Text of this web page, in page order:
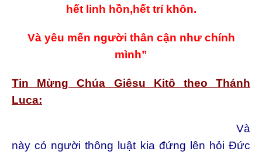
hết linh hồn,hết trí khôn.
Và yêu mến người thân cận như chính
mình”
Tin Mừng Chúa Giêsu Kitô theo Thánh
Luca:
Và
này có người thông luật kia đứng lên hỏi Đức